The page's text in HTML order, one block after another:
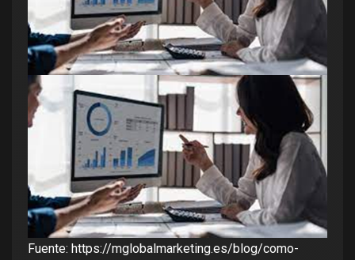
Fuente: https://mglobalmarketing.es/blog/como-